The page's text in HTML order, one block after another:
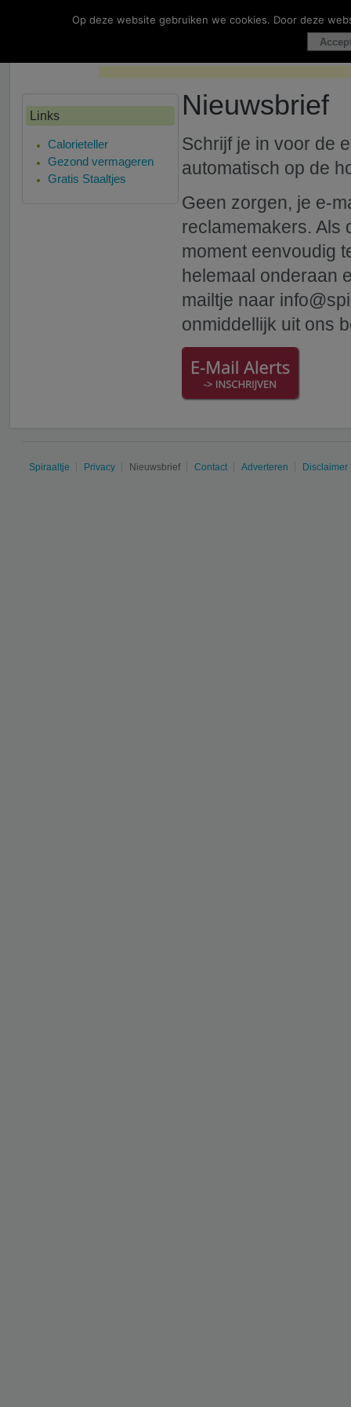
Nieuwsbrief
Schrijf je in voor de
automatisch op de
Geen zorgen, je e-
reclamemakers. Als
moment eenvoudig
helemaal onderaan
mailtje naar
onmiddellijk uit ons
Links
Calorieteller
Gezond vermageren
Gratis Staaltjes
Spiraaltje Privacy Nieuwsbrief Contact Adverteren Disclaimer
Op deze website gebruiken we cookies. Door deze